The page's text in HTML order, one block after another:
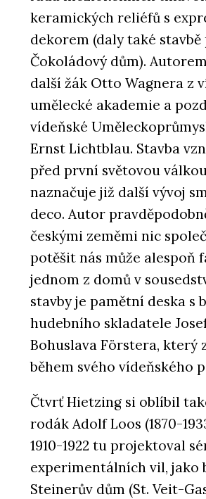
keramických reliéfů s
dekorem (daly také stavbě
Čokoládový dům).
další žák Otto Wagnera z
umělecké akademie a
vídeňské
Ernst Lichtblau. Stavba
před první světovou
naznačuje již další vývoj
deco. Autor
českými zeměmi nic
potěšit nás může alespoň
jednom z domů v
stavby je pamětní deska s
hudebního skladatele
Bohuslava Förstera, který
během svého vídeňského
Čtvrť Hietzing si oblíbil
rodák Adolf Loos (1870-
1910-1922 tu projektoval
experimentálních vil, jako
Steinerův dům (St. Veit-